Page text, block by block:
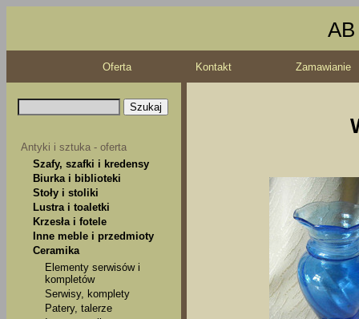
Oferta Kontakt Zamawianie
Antyki i sztuka - oferta
Szafy, szafki i kredensy
Biurka i biblioteki
Stoły i stoliki
Lustra i toaletki
Krzesła i fotele
Inne meble i przedmioty
Ceramika
Elementy serwisów i
kompletów
Serwisy, komplety
Patery, talerze